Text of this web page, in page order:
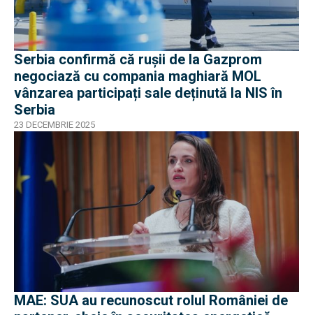
Serbia confirmă că rușii de la Gazprom
negociază cu compania maghiară MOL
vânzarea participați sale deținută la NIS în
Serbia
23 DECEMBRIE 2025
MAE: SUA au recunoscut rolul României de